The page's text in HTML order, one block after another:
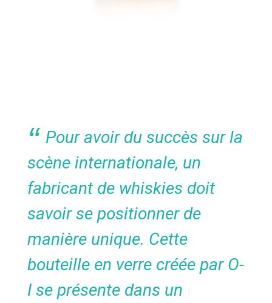
Pour avoir du succès sur la
scène internationale, un
fabricant de whiskies doit
savoir se positionner de
manière unique. Cette
bouteille en verre créée par O-
I se présente dans un